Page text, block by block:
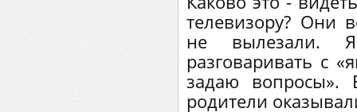
телевизору? Они
не вылезали.
разговаривать с
задаю вопросы».
родители